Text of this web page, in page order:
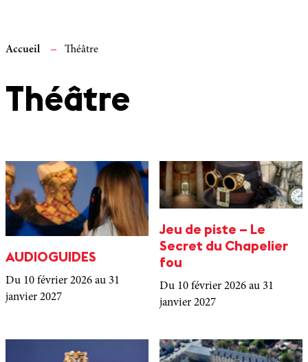
Accueil Théâtre
Théâtre
AUDIOGUIDES
Du 10 février 2026 au 31
janvier 2027
Jeu de piste – Le
Secret du Chapelier
fou
Du 10 février 2026 au 31
janvier 2027